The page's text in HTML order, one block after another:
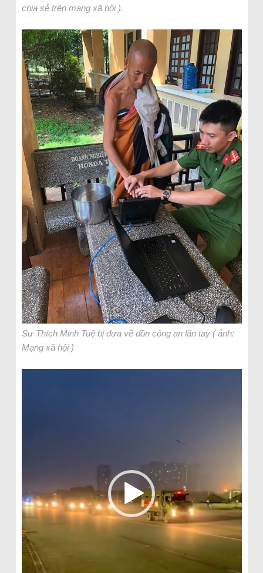
chia sẻ trên mạng xã hội ).
Sư Thích Minh Tuệ bị đưa về đồn công an lăn tay ( ảnh:
Mạng xã hội )